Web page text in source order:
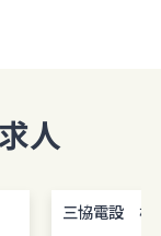
人
三協電設 株